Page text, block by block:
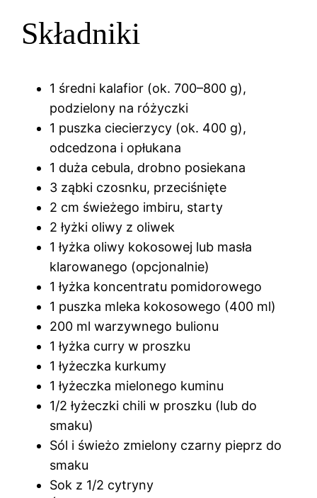
Składniki
1 średni kalafior (ok. 700–800 g),
podzielony na różyczki
1 puszka ciecierzycy (ok. 400 g),
odcedzona i opłukana
1 duża cebula, drobno posiekana
3 ząbki czosnku, przeciśnięte
2 cm świeżego imbiru, starty
2 łyżki oliwy z oliwek
1 łyżka oliwy kokosowej lub masła
klarowanego (opcjonalnie)
1 łyżka koncentratu pomidorowego
1 puszka mleka kokosowego (400 ml)
200 ml warzywnego bulionu
1 łyżka curry w proszku
1 łyżeczka kurkumy
1 łyżeczka mielonego kuminu
1/2 łyżeczki chili w proszku (lub do
smaku)
Sól i świeżo zmielony czarny pieprz do
smaku
Sok z 1/2 cytryny